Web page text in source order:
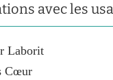
avec les
Laborit
Cœur